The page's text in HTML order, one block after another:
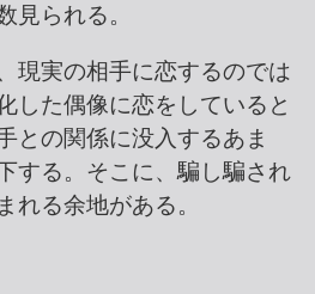
見られる。
現実の相手に恋するのでは
した偶像に恋をしていると
との関係に没入するあま
する。そこに、騙し騙され
れる余地がある。